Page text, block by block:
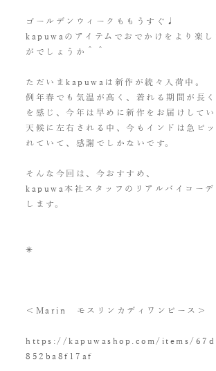
ゴールデンウィークももうすぐ♩
kapuwaのアイテムでおでかけをより楽し
がでしょうか＾＾
ただいまkapuwaは新作が続々入荷中。
例年春でも気温が高く、着れる期間が長
を感じ、今年は早めに新作をお届けしてい
天候に左右される中、今もインドは急ピッ
れていて、感謝でしかないです。
そんな今回は、今おすすめ、
kapuwa本社スタッフのリアルバイコーデ
します。
✳︎
＜Marin モスリンカディワンピース＞
https://kapuwashop.com/items/
852ba8f17af